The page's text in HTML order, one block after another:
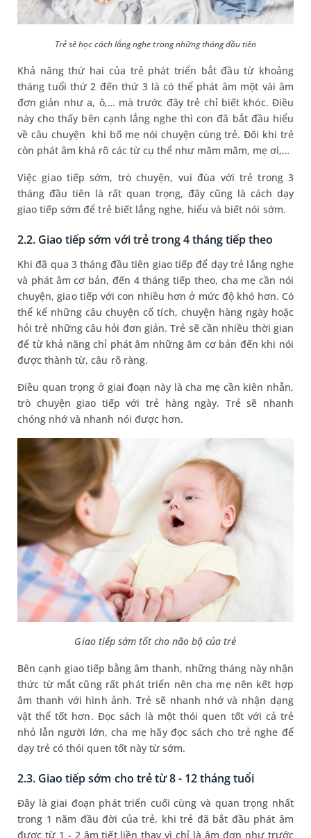
Trẻ sẽ học cách lắng nghe trong những tháng đầu tiên
Khả năng thứ hai của trẻ phát triển bắt đầu từ khoảng
tháng tuổi thứ 2 đến thứ 3 là có thể phát âm một vài âm
đơn giản như a, ô,… mà trước đây trẻ chỉ biết khóc. Điều
này cho thấy bên cạnh lắng nghe thì con đã bắt đầu hiểu
về câu chuyện khi bố mẹ nói chuyện cùng trẻ. Đôi khi trẻ
còn phát âm khá rõ các từ cụ thể như măm măm, mẹ ơi,…
Việc giao tiếp sớm, trò chuyện, vui đùa với trẻ trong 3
tháng đầu tiên là rất quan trọng, đây cũng là cách dạy
giao tiếp sớm để trẻ biết lắng nghe, hiểu và biết nói sớm.
2.2. Giao tiếp sớm với trẻ trong 4 tháng tiếp theo
Khi đã qua 3 tháng đầu tiên giao tiếp để dạy trẻ lắng nghe
và phát âm cơ bản, đến 4 tháng tiếp theo, cha mẹ cần nói
chuyện, giao tiếp với con nhiều hơn ở mức độ khó hơn. Có
thể kể những câu chuyện cổ tích, chuyện hàng ngày hoặc
hỏi trẻ những câu hỏi đơn giản. Trẻ sẽ cần nhiều thời gian
để từ khả năng chỉ phát âm những âm cơ bản đến khi nói
được thành từ, câu rõ ràng.
Điều quan trọng ở giai đoạn này là cha mẹ cần kiên nhẫn,
trò chuyện giao tiếp với trẻ hàng ngày. Trẻ sẽ nhanh
chóng nhớ và nhanh nói được hơn.
Giao tiếp sớm tốt cho não bộ của trẻ
Bên cạnh giao tiếp bằng âm thanh, những tháng này nhận
thức từ mắt cũng rất phát triển nên cha mẹ nên kết hợp
âm thanh với hình ảnh. Trẻ sẽ nhanh nhớ và nhận dạng
vật thể tốt hơn. Đọc sách là một thói quen tốt với cả trẻ
nhỏ lẫn người lớn, cha mẹ hãy đọc sách cho trẻ nghe để
dạy trẻ có thói quen tốt này từ sớm.
2.3. Giao tiếp sớm cho trẻ từ 8 - 12 tháng tuổi
Đây là giai đoạn phát triển cuối cùng và quan trọng nhất
trong 1 năm đầu đời của trẻ, khi trẻ đã bắt đầu phát âm
được từ 1 - 2 âm tiết liền thay vì chỉ là âm đơn như trước